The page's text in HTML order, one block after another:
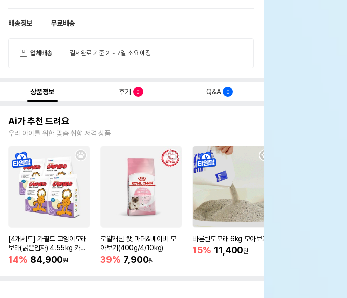
배송정보 무료배송
업체배송 결제완료 기준 2 ~ 7일 소요 예정
상품정보 후기 0 Q&A 0
Ai가 추천 드려요
우리 아이를 위한 맞춤 취향 저격 상품
[4개세트] 가필드 고양이모래
보라(굵은입자) 4.55kg 카사
바모래
14% 84,900원
로얄캐닌 캣 마더&베이비 모
아보기(400g/4/10kg)
39% 7,900원
바른벤토모래 6kg 모아보기
15% 11,400원